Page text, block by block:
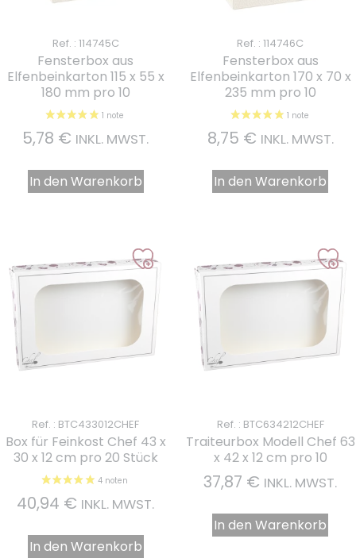
Ref. : 114745C
Fensterbox aus
Elfenbeinkarton 115 x 55 x
180 mm pro 10
5,78 € INKL. MWST.
In den Warenkorb
Ref. : 114746C
Fensterbox aus
Elfenbeinkarton 170 x 70 x
235 mm pro 10
8,75 € INKL. MWST.
In den Warenkorb
Ref. : BTC433012CHEF
Box für Feinkost Chef 43 x
30 x 12 cm pro 20 Stück
40,94 € INKL. MWST.
In den Warenkorb
Ref. : BTC634212CHEF
Traiteurbox Modell Chef 63
x 42 x 12 cm pro 10
37,87 € INKL. MWST.
In den Warenkorb